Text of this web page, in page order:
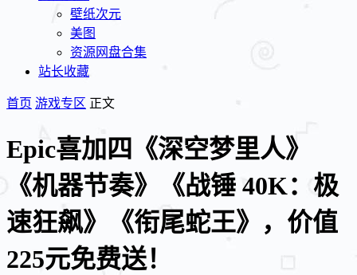
壁纸次元
美图
资源网盘合集
站长收藏
首页 游戏专区 正文
Epic喜加四《深空梦里人》
《机器节奏》《战锤 40K：极
速狂飙》《衔尾蛇王》，价值
225元免费送！